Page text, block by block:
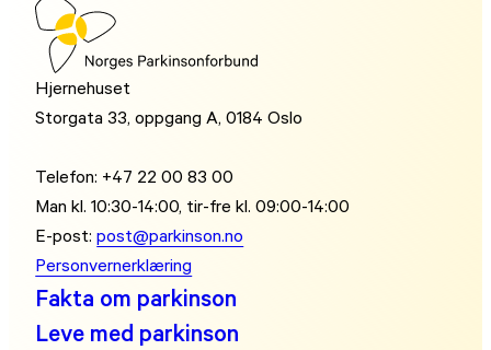
Hjernehuset
Storgata 33, oppgang A, 0184 Oslo
Telefon: +47 22 00 83 00
Man kl. 10:30-14:00, tir-fre kl. 09:00-14:00
E-post:post@parkinson.no
Personvernerklæring
Fakta om parkinson
Leve med parkinson